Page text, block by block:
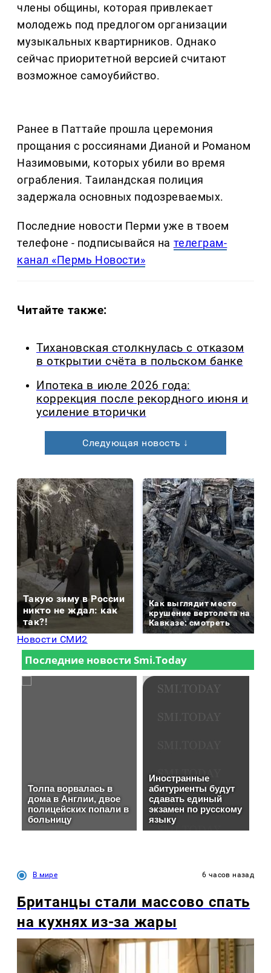
члены общины, которая привлекает
молодежь под предлогом организации
музыкальных квартирников. Однако
сейчас приоритетной версией считают
возможное самоубийство.
Ранее в Паттайе прошла церемония
прощания с россиянами Дианой и Романом
Назимовыми, которых убили во время
ограбления. Таиландская полиция
задержала основных подозреваемых.
Последние новости Перми уже в твоем
телефоне - подписывайся на телеграм-
канал «Пермь Новости»
Читайте также:
Тихановская столкнулась с отказом
в открытии счёта в польском банке
Ипотека в июле 2026 года:
коррекция после рекордного июня и
усиление вторички
Следующая новость ↓
Такую зиму в России
никто не ждал: как
так?!
Как выглядит место
крушение вертолета на
Кавказе: смотреть
Новости СМИ2
В мире 6 часов назад
Британцы стали массово спать
на кухнях из-за жары